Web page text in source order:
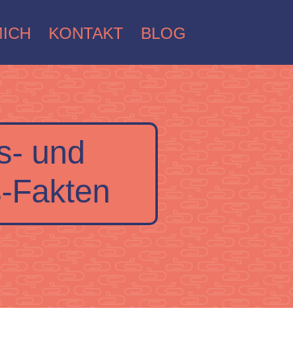
KONTAKT BLOG
und
Fakten